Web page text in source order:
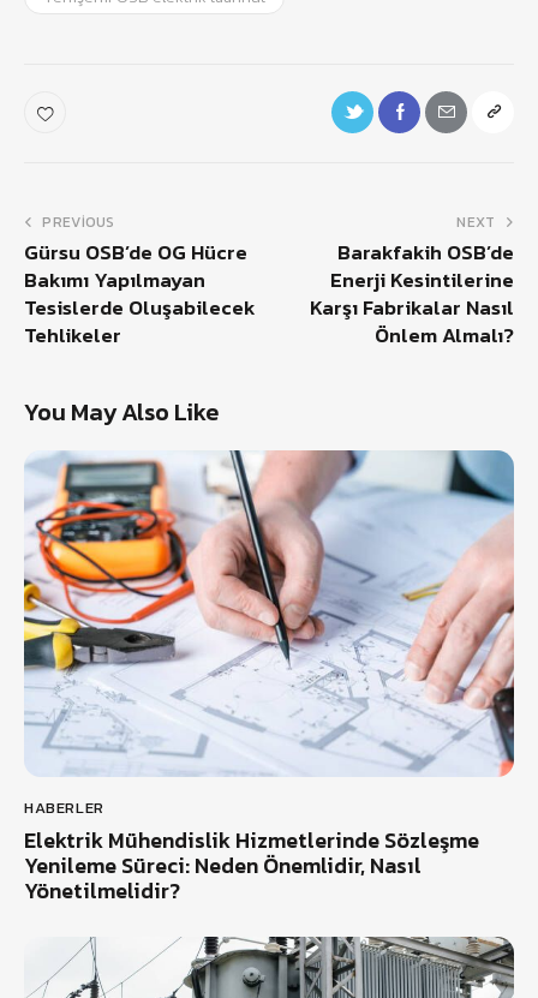
PREVIOUS
Gürsu OSB’de OG Hücre
Bakımı Yapılmayan
Tesislerde Oluşabilecek
Tehlikeler
NEXT
Barakfakih OSB’de
Enerji Kesintilerine
Karşı Fabrikalar Nasıl
Önlem Almalı?
You May Also Like
HABERLER
Elektrik Mühendislik Hizmetlerinde Sözleşme
Yenileme Süreci: Neden Önemlidir, Nasıl
Yönetilmelidir?